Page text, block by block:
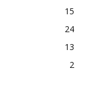
15
24
13
2